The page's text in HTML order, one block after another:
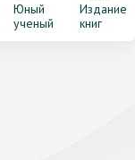
Юный
ученый
Издание
книг